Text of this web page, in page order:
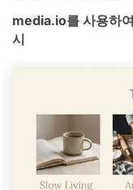
media.io를 사용하
시